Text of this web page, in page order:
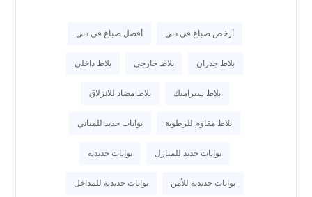
أرخص صباغ في دبي أفضل صباغ في دبي
بلاط جدران بلاط خارجي بلاط داخلي
بلاط سيراميك بلاط مضاد للانزلاق
بلاط مقاوم للرطوبة بوابات حديد للمباني
بوابات حديد للمنازل بوابات حديدية
بوابات حديدية للأمن بوابات حديدية للمداخل